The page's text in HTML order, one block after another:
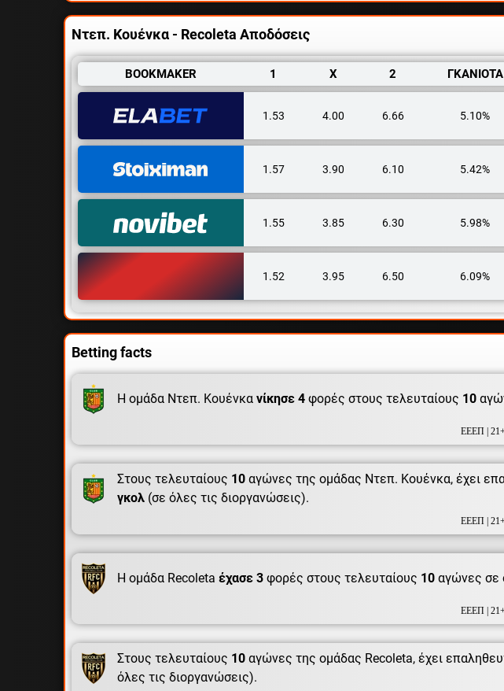
Ντεπ. Κουένκα - Recoleta Αποδόσεις
BOOKMAKER 1 X 2 ΓΚΑΝΙΟΤΑ
1.53 4.00 6.66 5.10%
1.57 3.90 6.10 5.42%
1.55 3.85 6.30 5.98%
1.52 3.95 6.50 6.09%
Betting facts
Η ομάδα Ντεπ. Κουένκα νίκησε 4φορές στους τελευταίους 10
ΕΕΕΠ |
Στους τελευταίους 10αγώνες της ομάδας Ντεπ. Κουένκα, έχει
γκολ(σε όλες τις διοργανώσεις).
ΕΕΕΠ |
Η ομάδα Recoleta έχασε 3φορές στους τελευταίους 10αγώνες σε
ΕΕΕΠ |
Στους τελευταίους 10αγώνες της ομάδας Recoleta, έχει
όλες τις διοργανώσεις).